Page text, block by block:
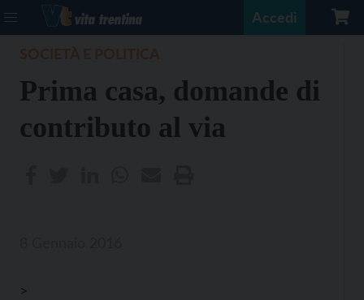
Accedi
Prima casa, domande di
contributo al via
>